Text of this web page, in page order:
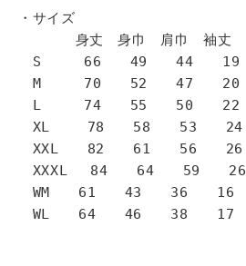
・サイズ
身丈 身巾 肩巾 袖丈
S 66 49 44 19
M 70 52 47 20
L 74 55 50 22
XL 78 58 53 24
XXL 82 61 56 26
XXXL 84 64 59 26
WM 61 43 36 16
WL 64 46 38 17